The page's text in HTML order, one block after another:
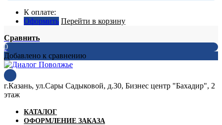
К оплате:
Оформить Перейти в корзину
Сравнить
0
Добавлено к сравнению
г.Казань, ул.Сары Садыковой, д.30, Бизнес центр "Бахадир", 2
этаж
КАТАЛОГ
ОФОРМЛЕНИЕ ЗАКАЗА